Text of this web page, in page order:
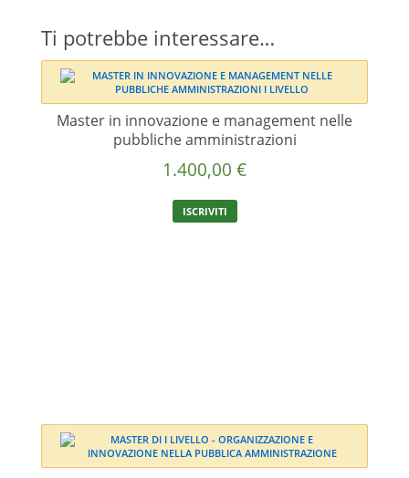
Ti potrebbe interessare…
Master in innovazione e management nelle
pubbliche amministrazioni
1.400,00 €
ISCRIVITI